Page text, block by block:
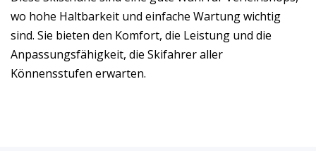
wo hohe Haltbarkeit und einfache Wartung wichtig
sind. Sie bieten den Komfort, die Leistung und die
Anpassungsfähigkeit, die Skifahrer aller
Könnensstufen erwarten.